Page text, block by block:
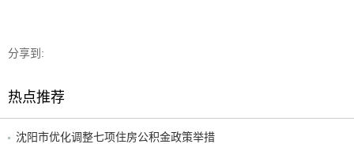
分享到:
热点推荐
沈阳市优化调整七项住房公积金政策举措